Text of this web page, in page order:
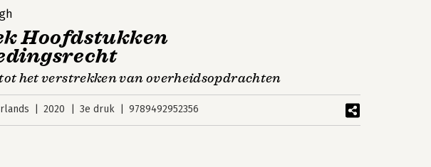
Hoofdstukken
het verstrekken van overheidsopdrachten
2020 3e druk 9789492952356